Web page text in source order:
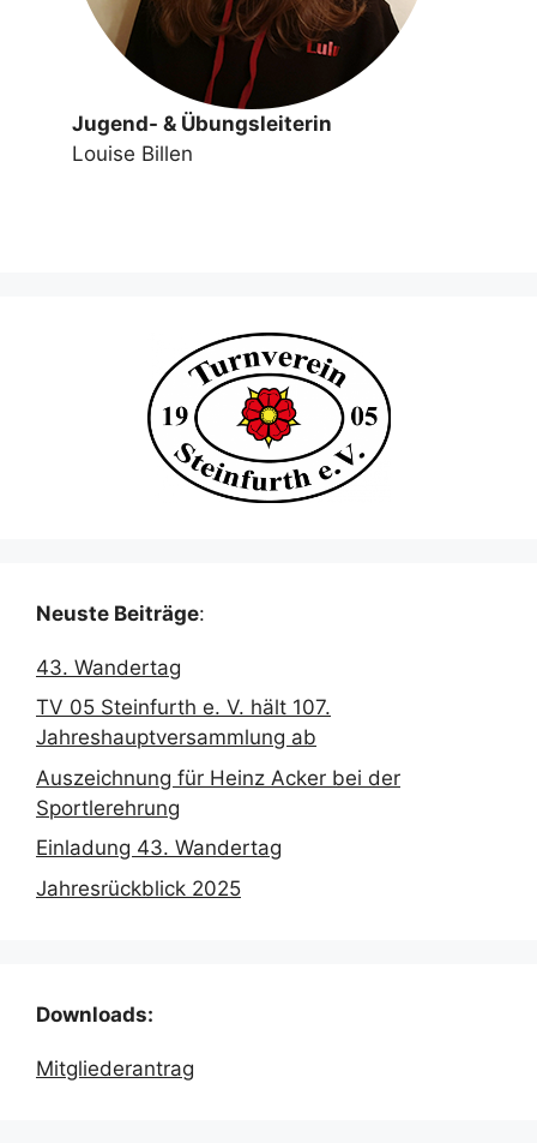
Jugend- & Übungsleiterin
Louise Billen
Neuste Beiträge:
43. Wandertag
TV 05 Steinfurth e. V. hält 107.
Jahreshauptversammlung ab
Auszeichnung für Heinz Acker bei der
Sportlerehrung
Einladung 43. Wandertag
Jahresrückblick 2025
Downloads:
Mitgliederantrag